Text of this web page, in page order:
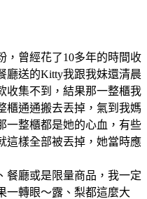
，曾經花了10多年的時間收
廳送的Kitty我跟我妹還清晨
收集不到，結果那一整櫃我
櫃通通搬去丟掉，氣到我媽
一整櫃都是她的心血，有些
這樣全部被丟掉，她當時應
餐廳或是限量商品，我一定
一轉眼～露、梨都這麼大